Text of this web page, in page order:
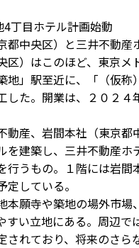
丁目ホテル計画始動
都中央区）と三井不動産
区）はこのほど、東京メ
地」駅至近に、「（仮称
した。開業は、２０２４
動産、岩間本社（東京都
を建築し、三井不動産ホ
行うもの。１階には岩間
している。
本願寺や築地の場外市場
すい立地にある。周辺で
されており、将来のさら